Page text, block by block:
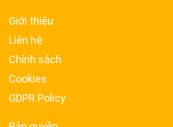
Giới thiệu
Liên hệ
Chính sách
Cookies
GDPR Policy